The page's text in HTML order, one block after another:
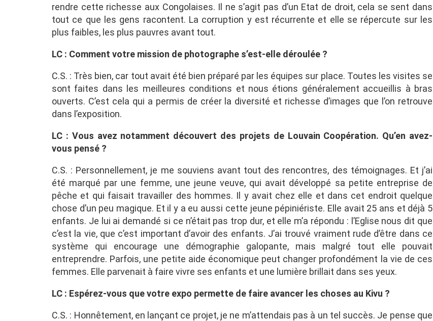
rendre cette richesse aux Congolaises. Il ne s’agit pas d’un Etat de droit, cela se sent dans
tout ce que les gens racontent. La corruption y est récurrente et elle se répercute sur les
plus faibles, les plus pauvres avant tout.
LC : Comment votre mission de photographe s’est-elle déroulée ?
C.S. : Très bien, car tout avait été bien préparé par les équipes sur place. Toutes les visites se
sont faites dans les meilleures conditions et nous étions généralement accueillis à bras
ouverts. C’est cela qui a permis de créer la diversité et richesse d’images que l’on retrouve
dans l’exposition.
LC : Vous avez notamment découvert des projets de Louvain Coopération. Qu’en avez-
vous pensé ?
C.S. : Personnellement, je me souviens avant tout des rencontres, des témoignages. Et j’ai
été marqué par une femme, une jeune veuve, qui avait développé sa petite entreprise de
pêche et qui faisait travailler des hommes. Il y avait chez elle et dans cet endroit quelque
chose d’un peu magique. Et il y a eu aussi cette jeune pépiniériste. Elle avait 25 ans et déjà 5
enfants. Je lui ai demandé si ce n’était pas trop dur, et elle m’a répondu : l’Eglise nous dit que
c’est la vie, que c’est important d’avoir des enfants. J’ai trouvé vraiment rude d’être dans ce
système qui encourage une démographie galopante, mais malgré tout elle pouvait
entreprendre. Parfois, une petite aide économique peut changer profondément la vie de ces
femmes. Elle parvenait à faire vivre ses enfants et une lumière brillait dans ses yeux.
LC : Espérez-vous que votre expo permette de faire avancer les choses au Kivu ?
C.S. : Honnêtement, en lançant ce projet, je ne m’attendais pas à un tel succès. Je pense que